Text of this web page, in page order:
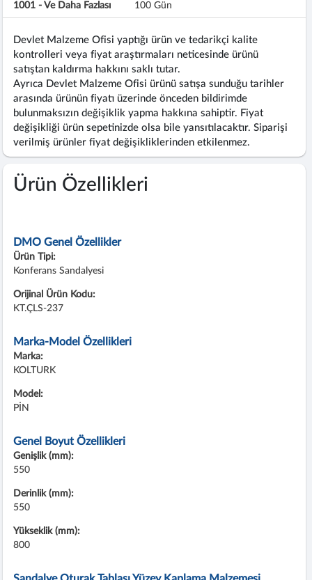
1001 - Ve Daha Fazlası 100 Gün
Devlet Malzeme Ofisi yaptığı ürün ve tedarikçi kalite
kontrolleri veya fiyat araştırmaları neticesinde ürünü
satıştan kaldırma hakkını saklı tutar.
Ayrıca Devlet Malzeme Ofisi ürünü satışa sunduğu tarihler
arasında ürünün fiyatı üzerinde önceden bildirimde
bulunmaksızın değişiklik yapma hakkına sahiptir. Fiyat
değişikliği ürün sepetinizde olsa bile yansıtılacaktır. Siparişi
verilmiş ürünler fiyat değişikliklerinden etkilenmez.
Ürün Özellikleri
DMO Genel Özellikler
Ürün Tipi:
Konferans Sandalyesi
Orijinal Ürün Kodu:
KT.ÇLS-237
Marka-Model Özellikleri
Marka:
KOLTURK
Model:
PİN
Genel Boyut Özellikleri
Genişlik (mm):
550
Derinlik (mm):
550
Yükseklik (mm):
800